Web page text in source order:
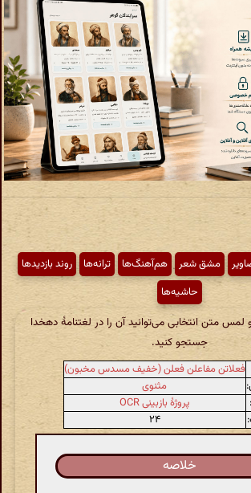
مشق شعر هم‌آهنگ‌ها ترانه‌ها
روند بازدیدها
حاشیه‌ها
لمس متن انتخابی می‌توانید آن را در لغتنامهٔ دهخدا
جستجو کنید.
فعلاتن مفاعلن فعلن (خفیف مسدس مخبون)
مثنوی
پروژهٔ بازبینی OCR
۲۴
خلاصه